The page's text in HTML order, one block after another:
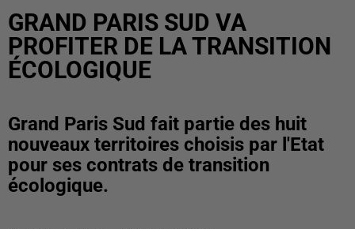
GRAND PARIS SUD VA
PROFITER DE LA TRANSITION
ÉCOLOGIQUE
Grand Paris Sud fait partie des huit
nouveaux territoires choisis par l'Etat
pour ses contrats de transition
écologique.